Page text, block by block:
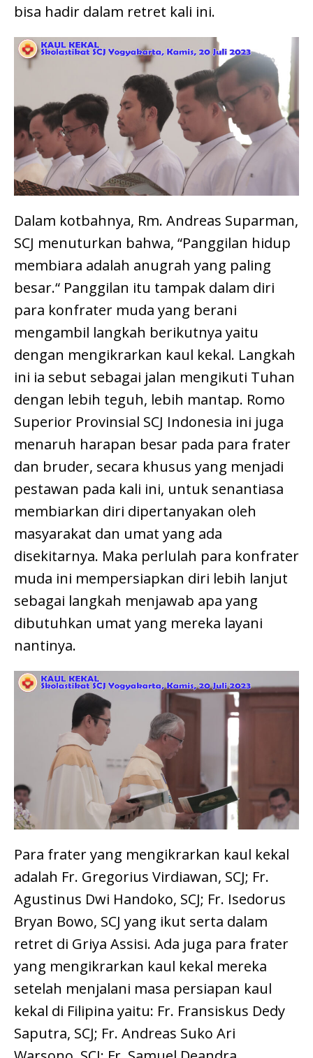
bisa hadir dalam retret kali ini.
Dalam kotbahnya, Rm. Andreas Suparman,
SCJ menuturkan bahwa, “Panggilan hidup
membiara adalah anugrah yang paling
besar.“ Panggilan itu tampak dalam diri
para konfrater muda yang berani
mengambil langkah berikutnya yaitu
dengan mengikrarkan kaul kekal. Langkah
ini ia sebut sebagai jalan mengikuti Tuhan
dengan lebih teguh, lebih mantap. Romo
Superior Provinsial SCJ Indonesia ini juga
menaruh harapan besar pada para frater
dan bruder, secara khusus yang menjadi
pestawan pada kali ini, untuk senantiasa
membiarkan diri dipertanyakan oleh
masyarakat dan umat yang ada
disekitarnya. Maka perlulah para konfrater
muda ini mempersiapkan diri lebih lanjut
sebagai langkah menjawab apa yang
dibutuhkan umat yang mereka layani
nantinya.
Para frater yang mengikrarkan kaul kekal
adalah Fr. Gregorius Virdiawan, SCJ; Fr.
Agustinus Dwi Handoko, SCJ; Fr. Isedorus
Bryan Bowo, SCJ yang ikut serta dalam
retret di Griya Assisi. Ada juga para frater
yang mengikrarkan kaul kekal mereka
setelah menjalani masa persiapan kaul
kekal di Filipina yaitu: Fr. Fransiskus Dedy
Saputra, SCJ; Fr. Andreas Suko Ari